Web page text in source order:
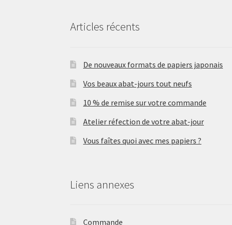
Articles récents
De nouveaux formats de papiers japonais
Vos beaux abat-jours tout neufs
10 % de remise sur votre commande
Atelier réfection de votre abat-jour
Vous faîtes quoi avec mes papiers ?
Liens annexes
Commande